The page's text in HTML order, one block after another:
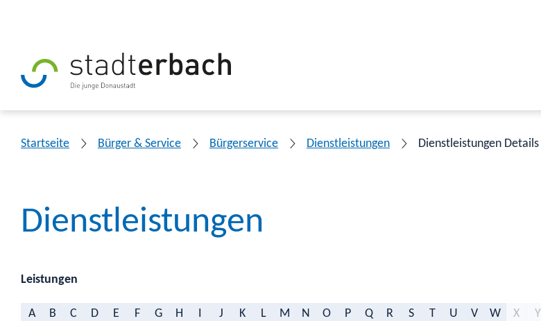
Startseite Bürger & Service Bürgerservice Dienstleistungen Dienstleistungen Details
Dienstleistungen
Leistungen
A B C D E F G H J K L M N O P Q R S T U V W X Y